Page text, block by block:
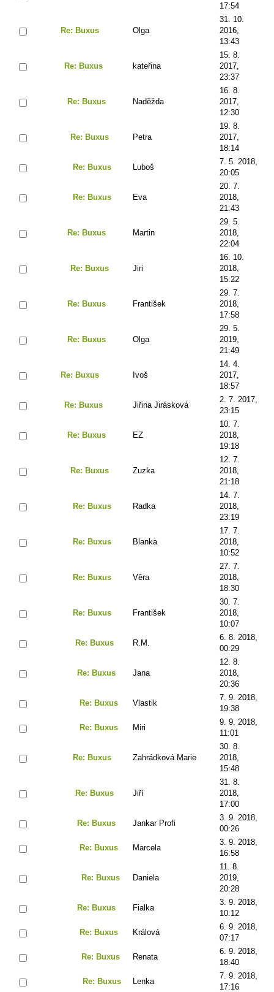
17:54
Re: Buxus Olga
31. 10.
2016,
13:43
Re: Buxus kateřina
15. 8.
2017,
23:37
Re: Buxus Naděžda
16. 8.
2017,
12:30
Re: Buxus Petra
19. 8.
2017,
18:14
Re: Buxus Luboš
7. 5. 2018,
20:05
Re: Buxus Eva
20. 7.
2018,
21:43
Re: Buxus Martin
29. 5.
2018,
22:04
Re: Buxus Jiri
16. 10.
2018,
15:22
Re: Buxus František
29. 7.
2018,
17:58
Re: Buxus Olga
29. 5.
2019,
21:49
Re: Buxus Ivoš
14. 4.
2017,
18:57
Re: Buxus Jiřina Jirásková
2. 7. 2017,
23:15
Re: Buxus EZ
10. 7.
2018,
19:18
Re: Buxus Zuzka
12. 7.
2018,
21:18
Re: Buxus Radka
14. 7.
2018,
23:19
Re: Buxus Blanka
17. 7.
2018,
10:52
Re: Buxus Věra
27. 7.
2018,
18:30
Re: Buxus František
30. 7.
2018,
10:07
Re: Buxus R.M.
6. 8. 2018,
00:29
Re: Buxus Jana
12. 8.
2018,
20:36
Re: Buxus Vlastik
7. 9. 2018,
19:38
Re: Buxus Miri
9. 9. 2018,
11:01
Re: Buxus Zahrádková Marie
30. 8.
2018,
15:48
Re: Buxus Jiří
31. 8.
2018,
17:00
Re: Buxus Jankar Profi
3. 9. 2018,
00:26
Re: Buxus Marcela
3. 9. 2018,
16:58
Re: Buxus Daniela
11. 8.
2019,
20:28
Re: Buxus Fialka
3. 9. 2018,
10:12
Re: Buxus Králová
6. 9. 2018,
07:17
Re: Buxus Renata
6. 9. 2018,
18:40
Re: Buxus Lenka
7. 9. 2018,
17:16